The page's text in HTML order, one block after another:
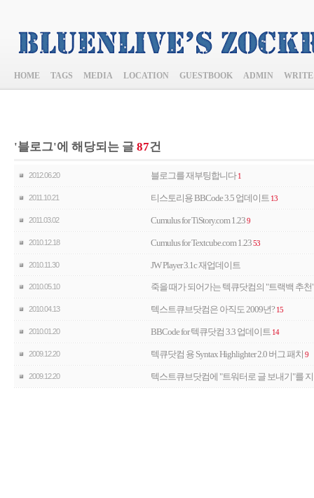
HOME TAGS MEDIA LOCATION GUESTBOOK ADMIN WRITE
'블로그'에 해당되는 글 87건
2012.06.20 블로그를 재부팅합니다 1
2011.10.21 티스토리용 BBCode 3.5 업데이트 13
2011.03.02 Cumulus for TiStory.com 1.239
2010.12.18 Cumulus for Textcube.com 1.2353
2010.11.30 JW Player 3.1c 재업데이트
2010.05.10 죽을 때가 되어가는 텍큐닷컴의 "트랙백 추천
2010.04.13 텍스트큐브닷컴은 아직도 2009년? 15
2010.01.20 BBCode for 텍큐닷컴 3.3 업데이트 14
2009.12.20 텍큐닷컴 용 Syntax Highlighter 2.0 버그 패치 9
2009.12.20 텍스트큐브닷컴에 "트워터로 글 보내기"를